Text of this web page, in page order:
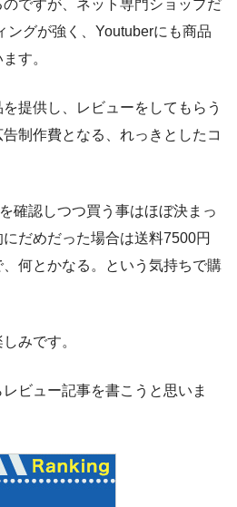
ですが、ネット専門ショップだ
ングが強く、Youtuberにも商品
す。
を提供し、レビューをしてもらう
制作費となる、れっきとしたコ
確認しつつ買う事はほぼ決まっ
だめだった場合は送料7500円
何とかなる。という気持ちで購
みです。
ビュー記事を書こうと思いま